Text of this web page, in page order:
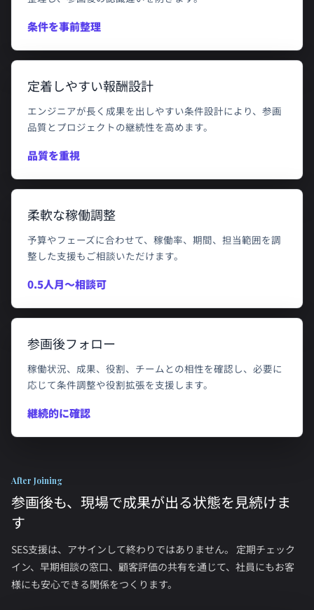
条件を事前整理
定着しやすい報酬設計
エンジニアが長く成果を出しやすい条件設計により、参画
品質とプロジェクトの継続性を高めます。
品質を重視
柔軟な稼働調整
予算やフェーズに合わせて、稼働率、期間、担当範囲を調
整した支援もご相談いただけます。
0.5人月〜相談可
参画後フォロー
稼働状況、成果、役割、チームとの相性を確認し、必要に
応じて条件調整や役割拡張を支援します。
継続的に確認
After Joining
参画後も、現場で成果が出る状態を見続けま
す
SES支援は、アサインして終わりではありません。 定期チェック
イン、早期相談の窓口、顧客評価の共有を通じて、社員にもお客
様にも安心できる関係をつくります。